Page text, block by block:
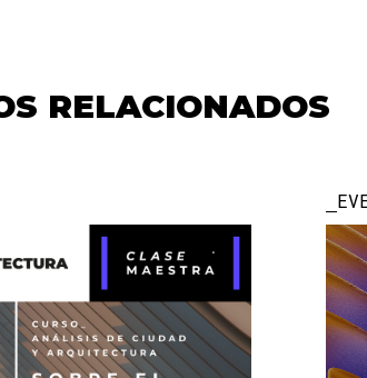
RELACIONADOS